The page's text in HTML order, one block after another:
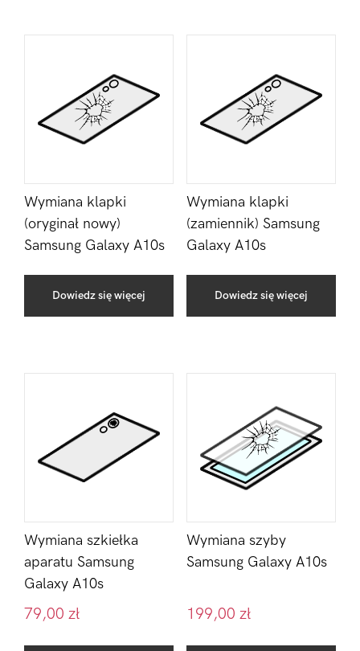
Wymiana klapki
(oryginał nowy)
Samsung Galaxy A10s
Dowiedz się więcej
Wymiana klapki
(zamiennik) Samsung
Galaxy A10s
Dowiedz się więcej
Wymiana szkiełka
aparatu Samsung
Galaxy A10s
79,00 zł
Wymiana szyby
Samsung Galaxy A10s
199,00 zł